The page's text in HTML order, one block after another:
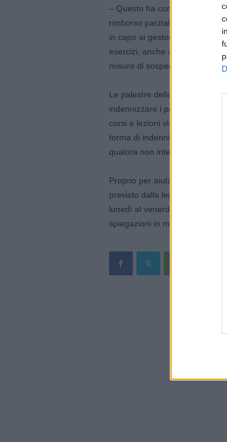
– Questo ha comportato 76
rimborso parziale degli
in capo ai gestori degli
esercizi, anche attraverso
misure di sospensione
Le palestre della regione,
indennizzare i propri iscritti
corsi e lezioni via web; tutte
forma di indennizzo, ma che
qualora non intendano
Proprio per aiutare i cittadini
previsto dalla legge, il
lunedì al venerdì dalle ore 14
spiegazioni in merito alla